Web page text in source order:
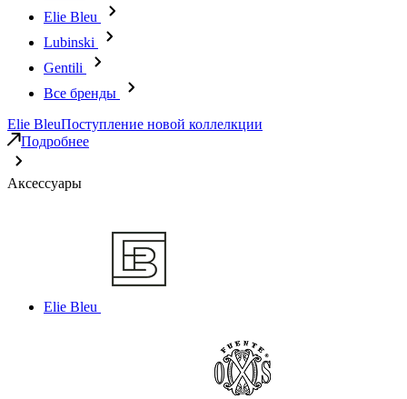
Elie Bleu
Lubinski
Gentili
Все бренды
Elie BleuПоступление новой коллелкции
Подробнее
Аксессуары
Elie Bleu